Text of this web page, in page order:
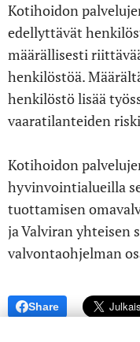
Kotihoidon
edellyttävät
määrällisesti
henkilöstöä.
henkilöstö lisää
vaaratilanteiden
Kotihoidon
hyvinvointialueilla
tuottamisen
ja Valviran yhteisen
valvontaohjelman
Share